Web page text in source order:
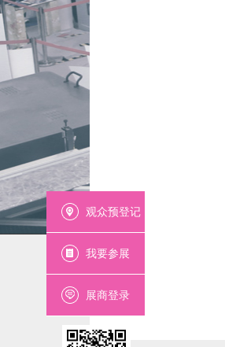
观众预登记
我要参展
展商登录